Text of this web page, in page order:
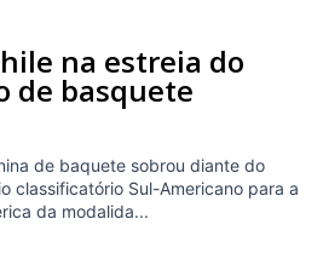
na estreia do
de basquete
de baquete sobrou diante do
classificatório Sul-Americano para a
da modalida...